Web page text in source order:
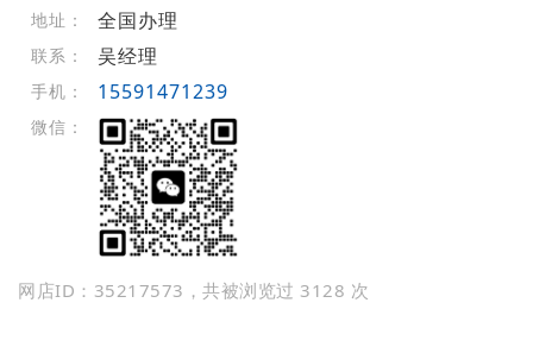
地址： 全国办理
联系： 吴经理
手机： 15591471239
微信：
网店ID：35217573，共被浏览过 3128 次